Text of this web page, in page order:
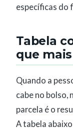
específicas do
Tabela
que
Quando a
cabe no bolso,
parcela é o
A tabela